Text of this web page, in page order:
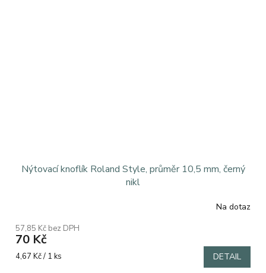
Nýtovací knoflík Roland Style, průměr 10,5 mm, černý
nikl
produktu
je
5,0
Na dotaz
57,85 Kč bez DPH
70 Kč
Měrná
4,67 Kč / 1 ks DETAIL